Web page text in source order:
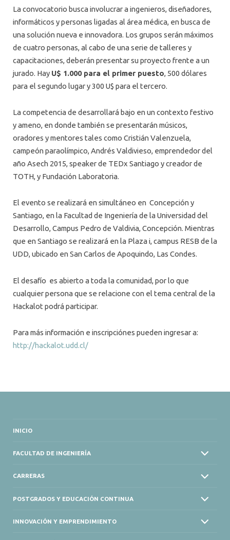
La convocatorio busca involucrar a ingenieros, diseñadores,
informáticos y personas ligadas al área médica, en busca de
una solución nueva e innovadora. Los grupos serán máximos
de cuatro personas, al cabo de una serie de talleres y
capacitaciones, deberán presentar su proyecto frente a un
jurado. Hay U$ 1.000 para el primer puesto, 500 dólares
para el segundo lugar y 300 U$ para el tercero.
La competencia de desarrollará bajo en un contexto festivo
y ameno, en donde también se presentarán músicos,
oradores y mentores tales como Cristián Valenzuela,
campeón paraolímpico, Andrés Valdivieso, emprendedor del
año Asech 2015, speaker de TEDx Santiago y creador de
TOTH, y Fundación Laboratoria.
El evento se realizará en simultáneo en Concepción y
Santiago, en la Facultad de Ingeniería de la Universidad del
Desarrollo, Campus Pedro de Valdivia, Concepción. Mientras
que en Santiago se realizará en la Plaza i, campus RESB de la
UDD, ubicado en San Carlos de Apoquindo, Las Condes.
El desafío es abierto a toda la comunidad, por lo que
cualquier persona que se relacione con el tema central de la
Hackalot podrá participar.
Para más información e inscripciónes pueden ingresar a:
http://hackalot.udd.cl/
INICIO
FACULTAD DE INGENIERÍA
CARRERAS
POSTGRADOS Y EDUCACIÓN CONTINUA
INNOVACIÓN Y EMPRENDIMIENTO